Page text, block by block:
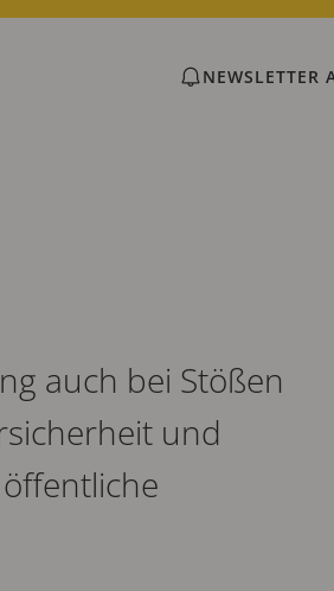
NEWSLETTER
auch bei Stößen
und